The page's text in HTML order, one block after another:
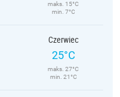
maks. 15°C
min. 7°C
Czerwiec
25°C
maks. 27°C
min. 21°C